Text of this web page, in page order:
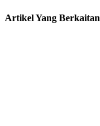
Artikel Yang Berkaitan